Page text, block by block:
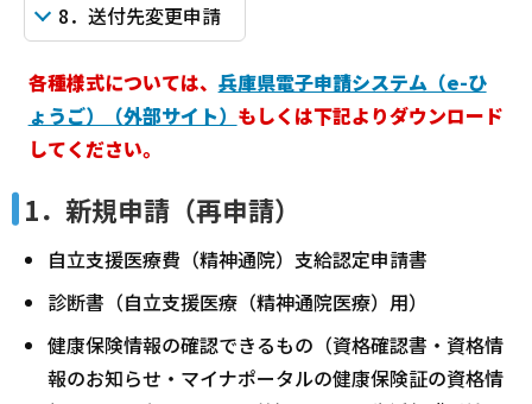
8．送付先変更申請
各種様式については、 兵庫県電子申請システム（e-ひ
ょうご）（外部サイト） もしくは下記よりダウンロード
してください。
1．新規申請（再申請）
自立支援医療費（精神通院）支給認定申請書
診断書（自立支援医療（精神通院医療）用）
健康保険情報の確認できるもの（資格確認書・資格情
報のお知らせ・マイナポータルの健康保険証の資格情